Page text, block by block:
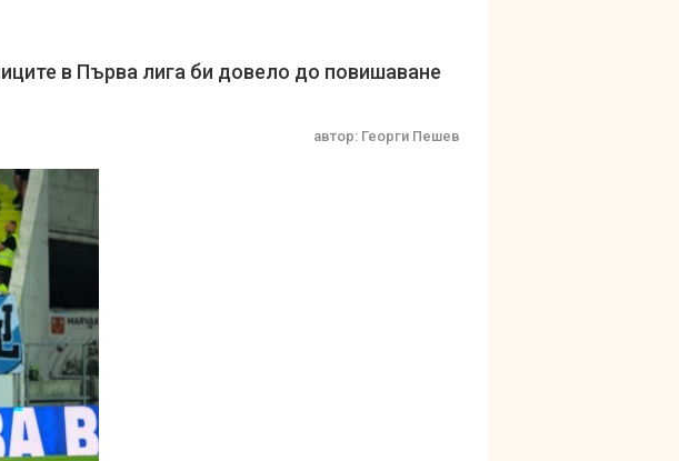
в Първа лига би довело до повишаване
автор: Георги Пешев